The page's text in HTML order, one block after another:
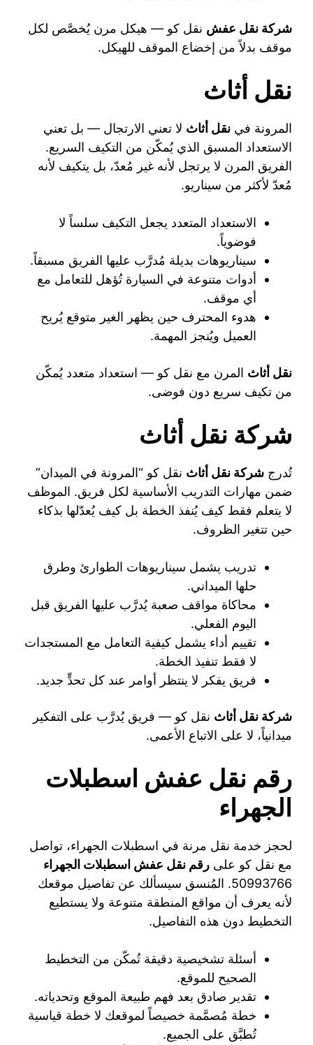
شركة نقل عفش نقل كو — هيكل مرن يُخصَّص لكل
موقف بدلاً من إخضاع الموقف للهيكل.
نقل أثاث
المرونة في نقل أثاث لا تعني الارتجال — بل تعني
الاستعداد المسبق الذي يُمكّن من التكيف السريع.
الفريق المرن لا يرتجل لأنه غير مُعدّ، بل يتكيف لأنه
مُعدّ لأكثر من سيناريو.
الاستعداد المتعدد يجعل التكيف سلساً لا
فوضوياً.
سيناريوهات بديلة مُدرَّب عليها الفريق مسبقاً.
أدوات متنوعة في السيارة تُؤهل للتعامل مع
أي موقف.
هدوء المحترف حين يظهر الغير متوقع يُريح
العميل ويُنجز المهمة.
نقل أثاث المرن مع نقل كو — استعداد متعدد يُمكّن
من تكيف سريع دون فوضى.
شركة نقل أثاث
تُدرج شركة نقل أثاث نقل كو “المرونة في الميدان”
ضمن مهارات التدريب الأساسية لكل فريق. الموظف
لا يتعلم فقط كيف يُنفذ الخطة بل كيف يُعدّلها بذكاء
حين تتغير الظروف.
تدريب يشمل سيناريوهات الطوارئ وطرق
حلها الميداني.
محاكاة مواقف صعبة يُدرَّب عليها الفريق قبل
اليوم الفعلي.
تقييم أداء يشمل كيفية التعامل مع المستجدات
لا فقط تنفيذ الخطة.
فريق يفكر لا ينتظر أوامر عند كل تحدٍّ جديد.
شركة نقل أثاث نقل كو — فريق يُدرَّب على التفكير
ميدانياً، لا على الاتباع الأعمى.
رقم نقل عفش اسطبلات
الجهراء
لحجز خدمة نقل مرنة في اسطبلات الجهراء، تواصل
مع نقل كو على رقم نقل عفش اسطبلات الجهراء
50993766. المُنسق سيسألك عن تفاصيل موقعك
لأنه يعرف أن مواقع المنطقة متنوعة ولا يستطيع
التخطيط دون هذه التفاصيل.
أسئلة تشخيصية دقيقة تُمكّن من التخطيط
الصحيح للموقع.
تقدير صادق بعد فهم طبيعة الموقع وتحدياته.
خطة مُصمَّمة خصيصاً لموقعك لا خطة قياسية
تُطبَّق على الجميع.